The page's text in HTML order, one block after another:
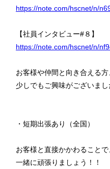
https://note.com/hscnet/n/
【社員インタビュー#８】
https://note.com/hscnet/n/
お客様や仲間と向き合える
少しでもご興味がございま
・短期出張あり（全国）
お客様と直接かかわること
一緒に頑張りましょう！！